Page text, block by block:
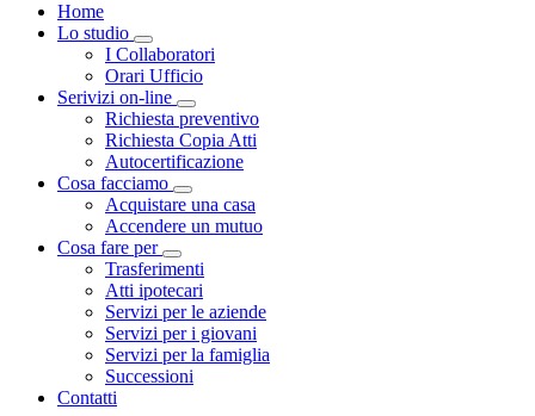
Home
Lo studio
Visualizza menù di secondo livello
I Collaboratori
Orari Ufficio
Serivizi on-line
Visualizza menù di secondo livello
Richiesta preventivo
Richiesta Copia Atti
Autocertificazione
Cosa facciamo
Visualizza menù di secondo livello
Acquistare una casa
Accendere un mutuo
Cosa fare per
Visualizza menù di secondo livello
Trasferimenti
Atti ipotecari
Servizi per le aziende
Servizi per i giovani
Servizi per la famiglia
Successioni
Contatti